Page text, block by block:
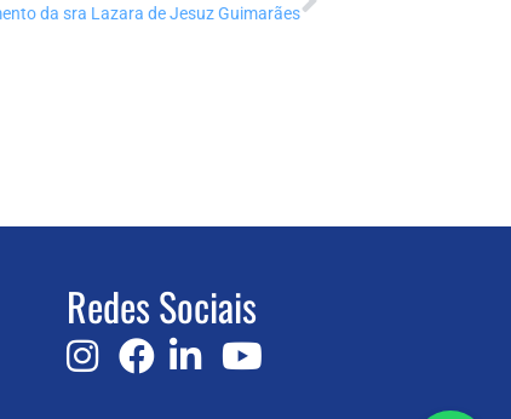
da sra Lazara de Jesuz Guimarães
Redes Sociais